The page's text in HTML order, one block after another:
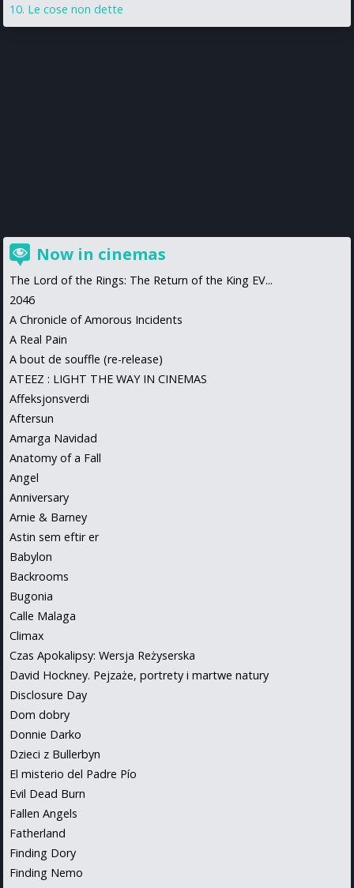
Le cose non dette
Now in cinemas
The Lord of the Rings: The Return of the King EV...
2046
A Chronicle of Amorous Incidents
A Real Pain
A bout de souffle (re-release)
ATEEZ : LIGHT THE WAY IN CINEMAS
Affeksjonsverdi
Aftersun
Amarga Navidad
Anatomy of a Fall
Angel
Anniversary
Arnie & Barney
Astin sem eftir er
Babylon
Backrooms
Bugonia
Calle Malaga
Climax
Czas Apokalipsy: Wersja Reżyserska
David Hockney. Pejzaże, portrety i martwe natury
Disclosure Day
Dom dobry
Donnie Darko
Dzieci z Bullerbyn
El misterio del Padre Pío
Evil Dead Burn
Fallen Angels
Fatherland
Finding Dory
Finding Nemo